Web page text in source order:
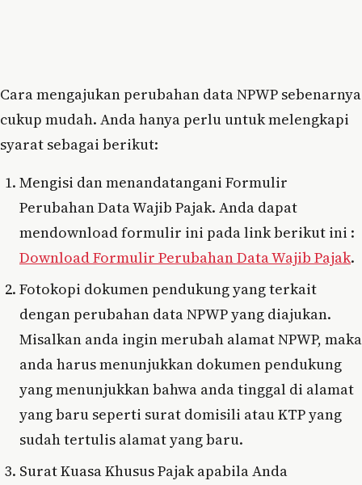
Cara mengajukan perubahan data NPWP sebenarnya
cukup mudah. Anda hanya perlu untuk melengkapi
syarat sebagai berikut:
Mengisi dan menandatangani Formulir
Perubahan Data Wajib Pajak. Anda dapat
mendownload formulir ini pada link berikut ini :
Download Formulir Perubahan Data Wajib Pajak.
Fotokopi dokumen pendukung yang terkait
dengan perubahan data NPWP yang diajukan.
Misalkan anda ingin merubah alamat NPWP, maka
anda harus menunjukkan dokumen pendukung
yang menunjukkan bahwa anda tinggal di alamat
yang baru seperti surat domisili atau KTP yang
sudah tertulis alamat yang baru.
Surat Kuasa Khusus Pajak apabila Anda